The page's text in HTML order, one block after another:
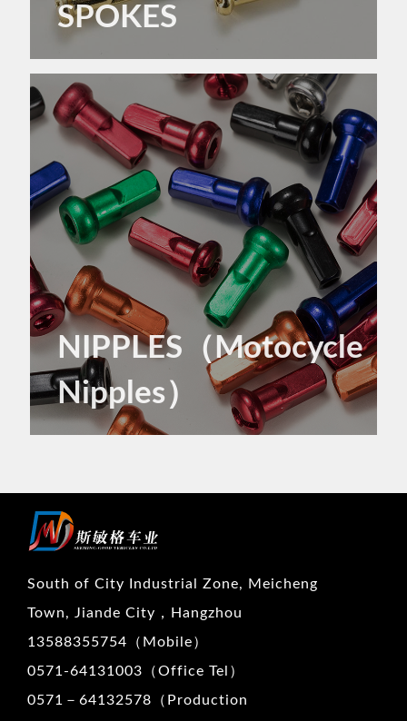
SPOKES
NIPPLES（Motocycle
Nipples）
South of City Industrial Zone, Meicheng
Town, Jiande City，Hangzhou
13588355754（Mobile）
0571-64131003（Office Tel）
0571－64132578（Production